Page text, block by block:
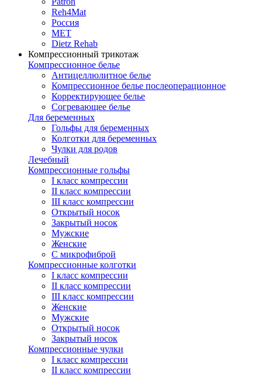
Reh4Mat
Россия
МЕТ
Dietz Rehab
Компрессионный трикотаж
Компрессионное белье
Антицеллюлитное белье
Компрессионное белье послеоперационное
Корректирующее белье
Согревающее белье
Для беременных
Гольфы для беременных
Колготки для беременных
Чулки для родов
Лечебный
Компрессионные гольфы
I класс компрессии
II класс компрессии
III класс компрессии
Открытый носок
Закрытый носок
Мужские
Женские
С микрофиброй
Компрессионные колготки
I класс компрессии
II класс компрессии
III класс компрессии
Женские
Мужские
Открытый носок
Закрытый носок
Компрессионные чулки
I класс компрессии
II класс компрессии